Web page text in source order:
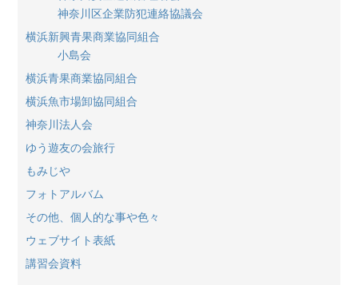
神奈川区企業防犯連絡協議会
横浜新興青果商業協同組合
小島会
横浜青果商業協同組合
横浜魚市場卸協同組合
神奈川法人会
ゆう遊友の会旅行
もみじや
フォトアルバム
その他、個人的な事や色々
ウェブサイト表紙
講習会資料